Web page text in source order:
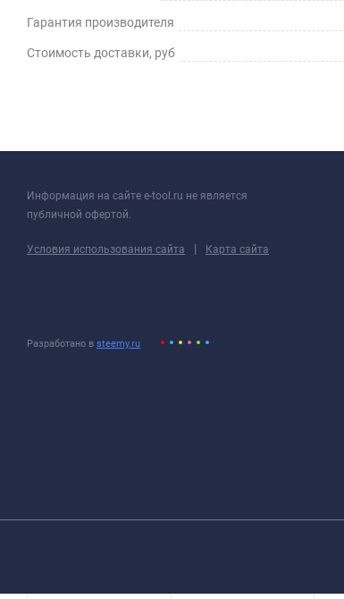
Гарантия производителя
Стоимость доставки, руб
Информация на сайте e-tool.ru не является
публичной офертой.
Условия использования сайта | Карта сайта
Разработано в steemy.ru